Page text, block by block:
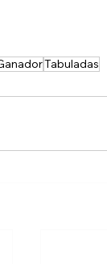
Tabuladas